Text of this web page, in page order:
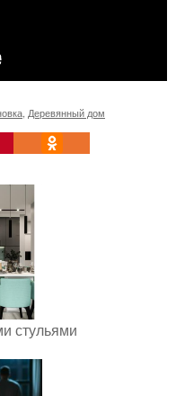
Деревянный дом
стульями